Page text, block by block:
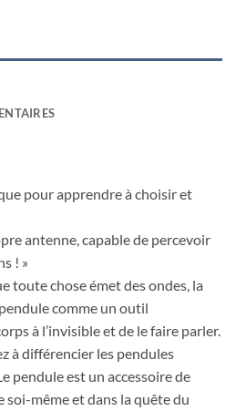
pour apprendre à choisir et
antenne, capable de percevoir
! »
toute chose émet des ondes, la
comme un outil
à l’invisible et de le faire parler.
à différencier les pendules
pendule est un accessoire de
soi-même et dans la quête du